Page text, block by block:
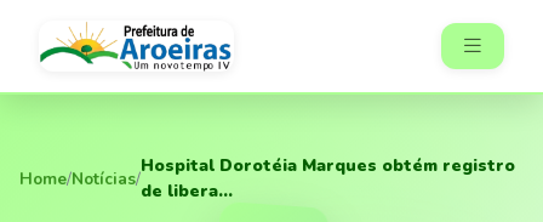
Home/Notícias/
Hospital Dorotéia Marques obtém registro
de libera...